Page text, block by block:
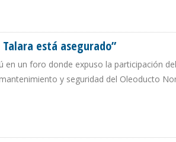
está asegurado”
un foro donde expuso la participación
y seguridad del Oleoducto